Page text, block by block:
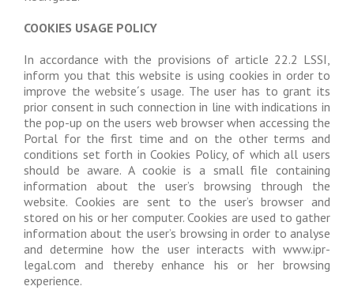
COOKIES USAGE POLICY
In accordance with the provisions of article 22.2 LSSI,
inform you that this website is using cookies in order to
improve the website´s usage. The user has to grant its
prior consent in such connection in line with indications in
the pop-up on the users web browser when accessing the
Portal for the first time and on the other terms and
conditions set forth in Cookies Policy, of which all users
should be aware. A cookie is a small file containing
information about the user’s browsing through the
website. Cookies are sent to the user’s browser and
stored on his or her computer. Cookies are used to gather
information about the user’s browsing in order to analyse
and determine how the user interacts with www.ipr-
legal.com and thereby enhance his or her browsing
experience.